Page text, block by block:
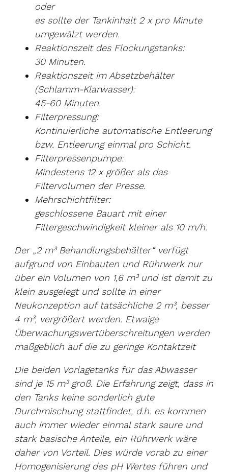
oder
es sollte der Tankinhalt 2 x pro Minute
umgewälzt werden.
Reaktionszeit des Flockungstanks:
30 Minuten.
Reaktionszeit im Absetzbehälter
(Schlamm-Klarwasser):
45-60 Minuten.
Filterpressung:
Kontinuierliche automatische Entleerung
bzw. Entleerung einmal pro Schicht.
Filterpressenpumpe:
Mindestens 12 x größer als das
Filtervolumen der Presse.
Mehrschichtfilter:
geschlossene Bauart mit einer
Filtergeschwindigkeit kleiner als 10 m/h.
Der „2 m³ Behandlungsbehälter“ verfügt
aufgrund von Einbauten und Rührwerk nur
über ein Volumen von 1,6 m³ und ist damit zu
klein ausgelegt und sollte in einer
Neukonzeption auf tatsächliche 2 m³, besser
4 m³, vergrößert werden. Etwaige
Überwachungswertüberschreitungen werden
maßgeblich auf die zu geringe Kontaktzeit
Die beiden Vorlagetanks für das Abwasser
sind je 15 m³ groß. Die Erfahrung zeigt, dass in
den Tanks keine sonderlich gute
Durchmischung stattfindet, d.h. es kommen
auch immer wieder einmal stark saure und
stark basische Anteile, ein Rührwerk wäre
daher von Vorteil. Dies würde vorab zu einer
Homogenisierung des pH Wertes führen und